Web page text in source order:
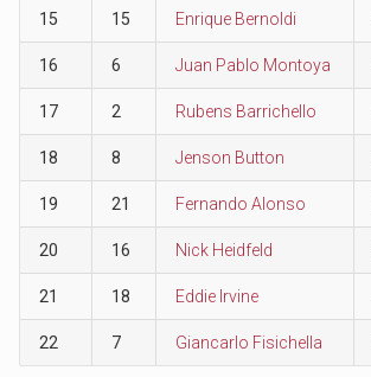
15 15 Enrique Bernoldi
16 6 Juan Pablo Montoya
17 2 Rubens Barrichello
18 8 Jenson Button
19 21 Fernando Alonso
20 16 Nick Heidfeld
21 18 Eddie Irvine
22 7 Giancarlo Fisichella